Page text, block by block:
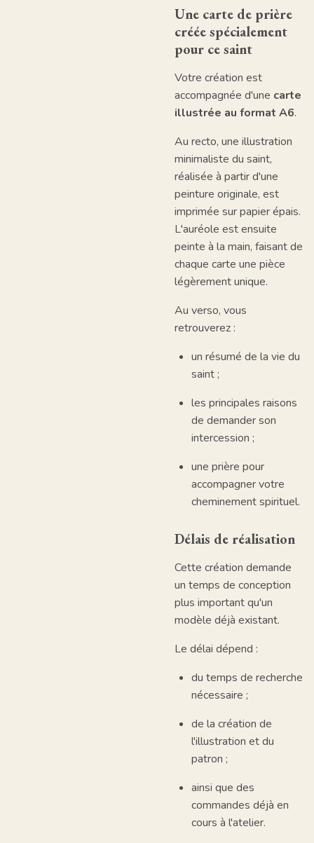
Une carte de prière
créée spécialement
pour ce saint
Votre création est
accompagnée d'une carte
illustrée au format A6.
Au recto, une illustration
minimaliste du saint,
réalisée à partir d'une
peinture originale, est
imprimée sur papier épais.
L'auréole est ensuite
peinte à la main, faisant de
chaque carte une pièce
légèrement unique.
Au verso, vous
retrouverez :
un résumé de la vie du
saint ;
les principales raisons
de demander son
intercession ;
une prière pour
accompagner votre
cheminement spirituel.
Délais de réalisation
Cette création demande
un temps de conception
plus important qu'un
modèle déjà existant.
Le délai dépend :
du temps de recherche
nécessaire ;
de la création de
l'illustration et du
patron ;
ainsi que des
commandes déjà en
cours à l'atelier.